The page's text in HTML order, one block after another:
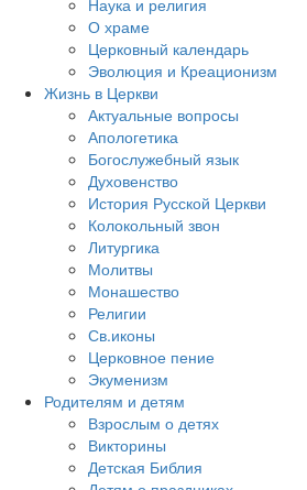
Наука и религия
О храме
Церковный календарь
Эволюция и Креационизм
Жизнь в Церкви
Актуальные вопросы
Апологетика
Богослужебный язык
Духовенство
История Русской Церкви
Колокольный звон
Литургика
Молитвы
Монашество
Религии
Св.иконы
Церковное пение
Экуменизм
Родителям и детям
Взрослым о детях
Викторины
Детская Библия